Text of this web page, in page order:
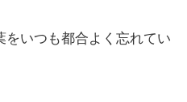
をいつも都合よく忘れてい